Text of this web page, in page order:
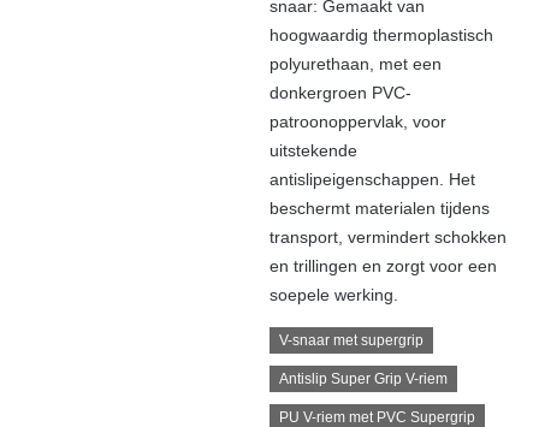
snaar: Gemaakt van
hoogwaardig thermoplastisch
polyurethaan, met een
donkergroen PVC-
patroonoppervlak, voor
uitstekende
antislipeigenschappen. Het
beschermt materialen tijdens
transport, vermindert schokken
en trillingen en zorgt voor een
soepele werking.
V-snaar met supergrip
Antislip Super Grip V-riem
PU V-riem met PVC Supergrip